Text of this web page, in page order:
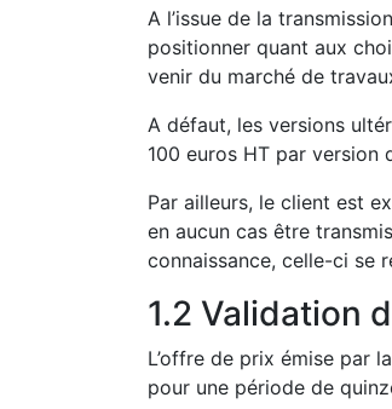
A l’issue de la
positionner quant aux
venir du marché de
A défaut, les versions
100 euros HT par version
Par ailleurs, le client est
en aucun cas être
connaissance, celle-ci se
1.2 Validation
L’offre de prix émise par
pour une période de